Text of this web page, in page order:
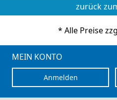
zurück
* Alle Preise
MEIN KONTO
Anmelden